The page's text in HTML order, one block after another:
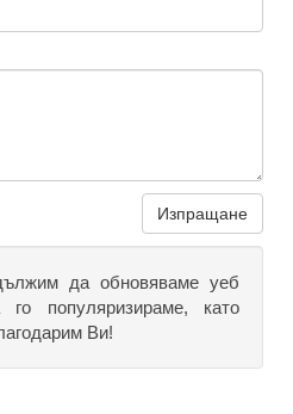
Изпращане
да обновяваме уеб
популяризираме, като
Ви!